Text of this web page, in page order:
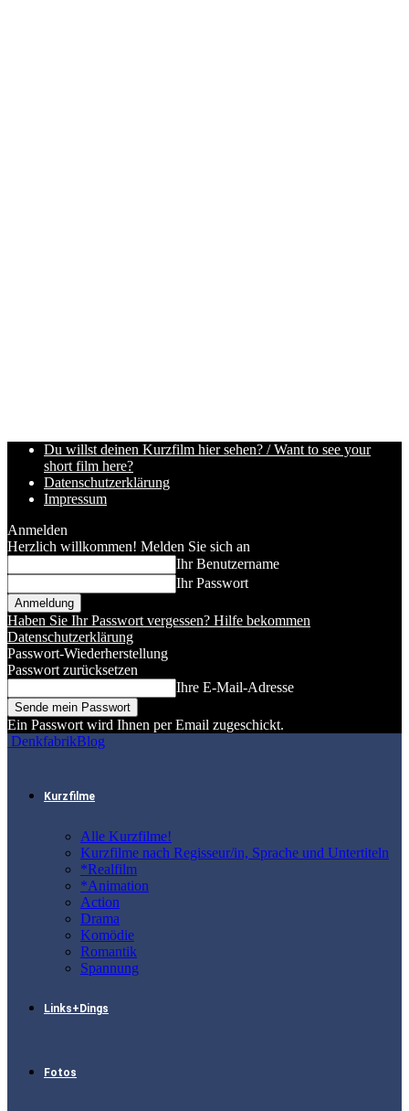
Du willst deinen Kurzfilm hier sehen? / Want to see your
short film here?
Datenschutzerklärung
Impressum
Anmelden
Herzlich willkommen! Melden Sie sich an
Ihr Benutzername
Ihr Passwort
Haben Sie Ihr Passwort vergessen? Hilfe bekommen
Datenschutzerklärung
Passwort-Wiederherstellung
Passwort zurücksetzen
Ihre E-Mail-Adresse
Ein Passwort wird Ihnen per Email zugeschickt.
DenkfabrikBlog
Kurzfilme
Alle Kurzfilme!
Kurzfilme nach Regisseur/in, Sprache und Untertiteln
*Realfilm
*Animation
Action
Drama
Komödie
Romantik
Spannung
Links+Dings
Fotos